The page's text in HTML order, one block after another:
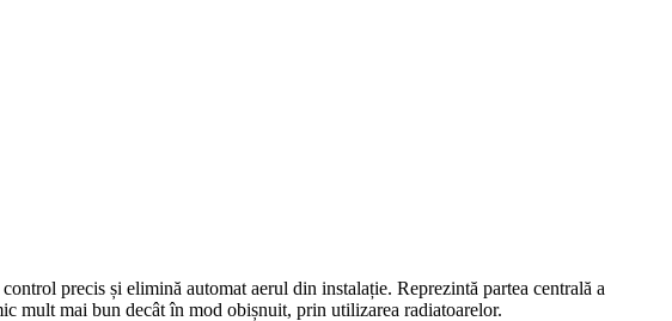
precis și elimină automat aerul din instalație. Reprezintă partea centrală a
mult mai bun decât în mod obișnuit, prin utilizarea radiatoarelor.